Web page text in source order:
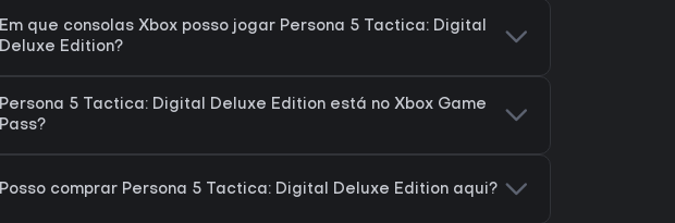
Em que consolas Xbox posso jogar Persona 5 Tactica: Digital
Deluxe Edition?
Persona 5 Tactica: Digital Deluxe Edition está no Xbox Game
Pass?
Posso comprar Persona 5 Tactica: Digital Deluxe Edition aqui?